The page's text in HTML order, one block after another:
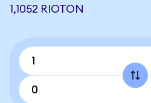
1,1052 RIOTON